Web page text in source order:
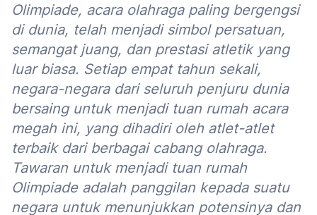
Olimpiade, acara olahraga paling bergengsi
di dunia, telah menjadi simbol persatuan,
semangat juang, dan prestasi atletik yang
luar biasa. Setiap empat tahun sekali,
negara-negara dari seluruh penjuru dunia
bersaing untuk menjadi tuan rumah acara
megah ini, yang dihadiri oleh atlet-atlet
terbaik dari berbagai cabang olahraga.
Tawaran untuk menjadi tuan rumah
Olimpiade adalah panggilan kepada suatu
negara untuk menunjukkan potensinya dan